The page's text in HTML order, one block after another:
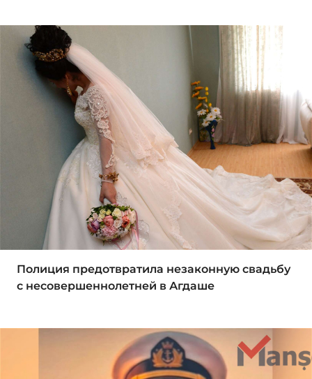
Полиция предотвратила незаконную свадьбу
с несовершеннолетней в Агдаше